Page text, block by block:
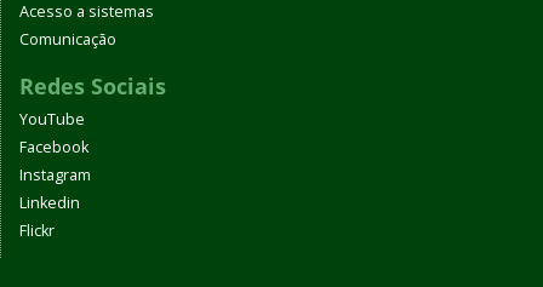
Acesso a sistemas
Comunicação
Redes Sociais
YouTube
Facebook
Instagram
Linkedin
Flickr